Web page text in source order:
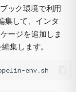
ック環境で利用
集して、インタ
ージを追加しま
集します。